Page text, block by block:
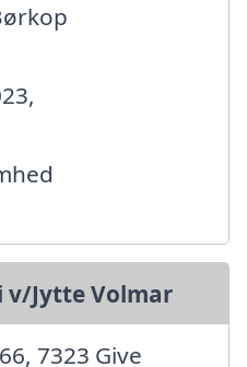
v/Jytte Volmar
7323 Give